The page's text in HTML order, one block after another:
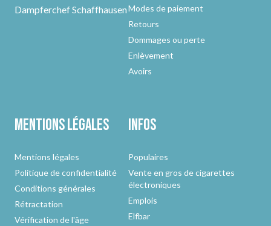
Dampferchef SchaffhausenModes de paiement
Retours
Dommages ou perte
Enlèvement
Avoirs
Mentions légales
Mentions légales
Politique de confidentialité
Conditions générales
Rétractation
Vérification de l'âge
Infos
Populaires
Vente en gros de cigarettes
électroniques
Emplois
Elfbar